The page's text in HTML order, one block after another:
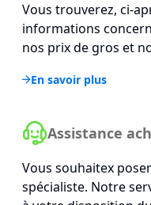
Vous trouverez, ci-
informations
nos prix de gros et
En savoir plus
Assistance
Vous souhaitex
spécialiste. Notre